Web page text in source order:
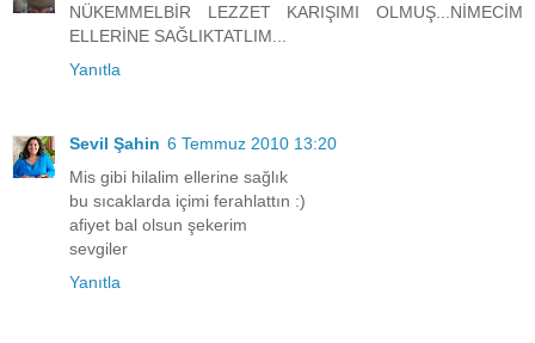
NÜKEMMELBİR LEZZET KARIŞIMI OLMUŞ...NİMECİM
ELLERİNE SAĞLIKTATLIM...
Yanıtla
Sevil Şahin 6 Temmuz 2010 13:20
Mis gibi hilalim ellerine sağlık
bu sıcaklarda içimi ferahlattın :)
afiyet bal olsun şekerim
sevgiler
Yanıtla